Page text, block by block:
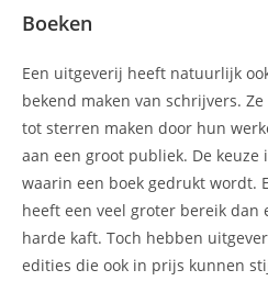
Boeken
Een uitgeverij heeft natuurlijk
bekend maken van schrijvers.
tot sterren maken door hun
aan een groot publiek. De keuze
waarin een boek gedrukt wordt.
heeft een veel groter bereik dan
harde kaft. Toch hebben
edities die ook in prijs kunnen